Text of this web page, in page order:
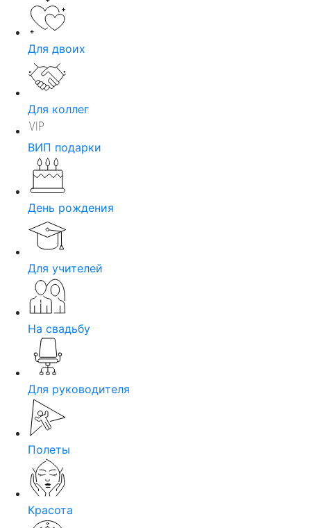
Для двоих
Для коллег
ВИП подарки
День рождения
Для учителей
На свадьбу
Для руководителя
Полеты
Красота